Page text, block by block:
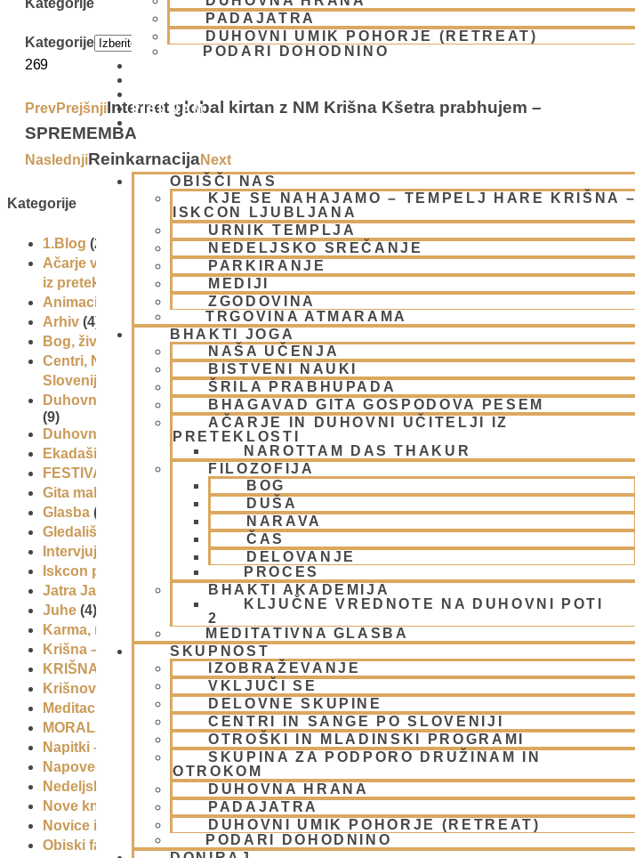
PADAJATRA
DUHOVNI UMIK POHORJE (RETREAT)
PODARI DOHODNINO
PIŠI NAM
OBIŠČI NAS
KJE SE NAHAJAMO – TEMPELJ HARE KRIŠNA –
ISKCON LJUBLJANA
URNIK TEMPLJA
NEDELJSKO SREČANJE
PARKIRANJE
MEDIJI
ZGODOVINA
TRGOVINA ATMARAMA
BHAKTI JOGA
NAŠA UČENJA
BISTVENI NAUKI
ŠRILA PRABHUPADA
BHAGAVAD GITA GOSPODOVA PESEM
AČARJE IN DUHOVNI UČITELJI IZ
PRETEKLOSTI
NAROTTAM DAS THAKUR
FILOZOFIJA
BOG
DUŠA
NARAVA
ČAS
DELOVANJE
PROCES
BHAKTI AKADEMIJA
KLJUČNE VREDNOTE NA DUHOVNI POTI
2
MEDITATIVNA GLASBA
SKUPNOST
IZOBRAŽEVANJE
VKLJUČI SE
DELOVNE SKUPINE
CENTRI IN SANGE PO SLOVENIJI
OTROŠKI IN MLADINSKI PROGRAMI
SKUPINA ZA PODPORO DRUŽINAM IN
OTROKOM
DUHOVNA HRANA
PADAJATRA
DUHOVNI UMIK POHORJE (RETREAT)
PODARI DOHODNINO
Kategorije
Kategorije
269
PrevPrejšnjiInternet global kirtan z NM Krišna Kšetra prabhujem –
SPREMEMBA
NaslednjiReinkarnacijaNext
Kategorije
1.Blog (26)
Ačarje v sampradaji – duhovni učitelji
iz preteklosti
Animacije
Arhiv (4)
Bog, živo bitje in narava(17)
Centri, Nama hatte in sange po
Sloveniji
Duhovni učitelj – Šrila Prabhupada
(9)
Duhovni umik
Ekadaši
FESTIVALI
Gita mahatmja
Glasba (2)
Gledališke igre
Intervjuji
Iskcon po svetu
Jatra Javornik 2008
Juhe (4)
Karma, reinkarnacija in bhakti(8)
Krišna – vrhovna božanska oseba(7)
KRIŠNA BAZAR
(1)
Krišnove inkarnacije
Meditacija
MORALA IN ETIKA
(5)
Napitki – topli
Napovednik
Nedeljska predavanja in festivali(1)
Nove knjige
Novice iz skupnosti
Obiski fakultete – šole(6)